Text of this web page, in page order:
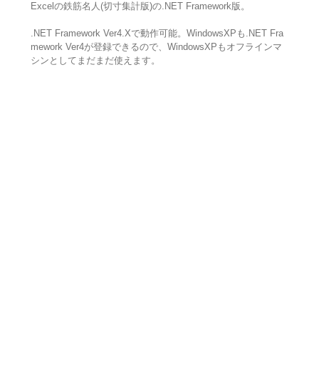
Excelの鉄筋名人(切寸集計版)の.NET Framework版。
.NET Framework Ver4.Xで動作可能。WindowsXPも.NET Fra
mework Ver4が登録できるので、WindowsXPもオフラインマ
シンとしてまだまだ使えます。